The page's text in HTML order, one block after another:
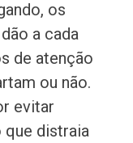
os
a cada
de atenção
ou não.
evitar
que distraia